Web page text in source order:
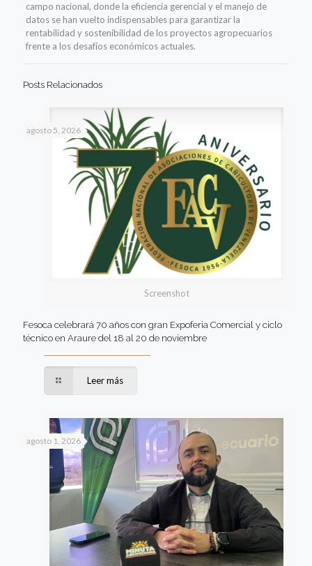
campo nacional, donde la eficiencia gerencial y el manejo de
datos se han vuelto indispensables para garantizar la
rentabilidad y sostenibilidad de los proyectos agropecuarios
frente a los desafíos económicos actuales.
Posts Relacionados
Screenshot
agosto 5, 2026
Fesoca celebrará 70 años con gran Expoferia Comercial y ciclo
técnico en Araure del 18 al 20 de noviembre
Leer más
agosto 1, 2026